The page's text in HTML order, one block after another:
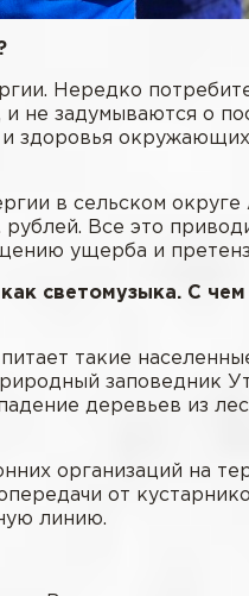
Нередко
не задумываются о
и здоровья
в сельском
Все это
ущерба и
светомузыка. С чем
такие
заповедник
деревьев из
организаций на
от
линию.